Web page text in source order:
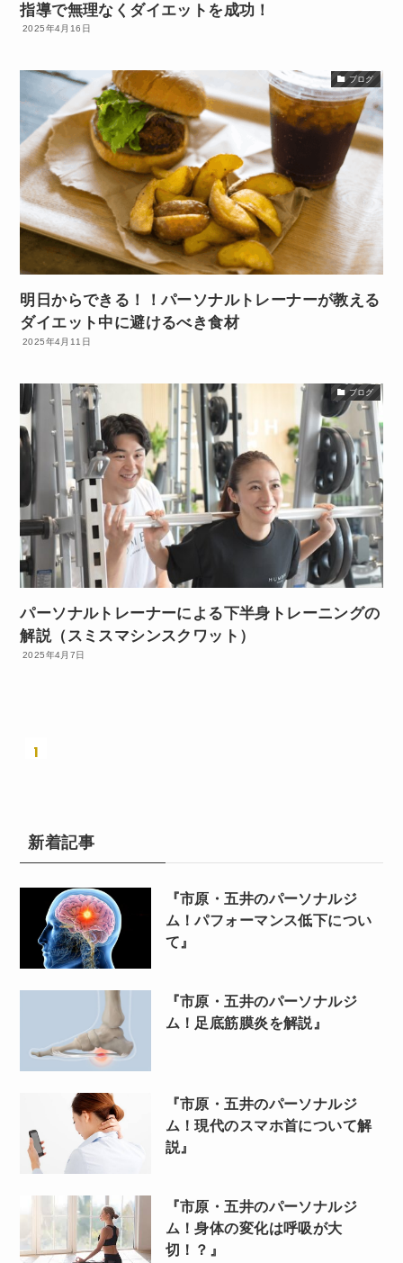
指導で無理なくダイエットを成功！
2025年4月16日
ブログ
明日からできる！！パーソナルトレーナーが教える
ダイエット中に避けるべき食材
2025年4月11日
ブログ
パーソナルトレーナーによる下半身トレーニングの
解説（スミスマシンスクワット）
2025年4月7日
1
新着記事
『市原・五井のパーソナルジ
ム！パフォーマンス低下につい
て』
『市原・五井のパーソナルジ
ム！足底筋膜炎を解説』
『市原・五井のパーソナルジ
ム！現代のスマホ首について解
説』
『市原・五井のパーソナルジ
ム！身体の変化は呼吸が大
切！？』